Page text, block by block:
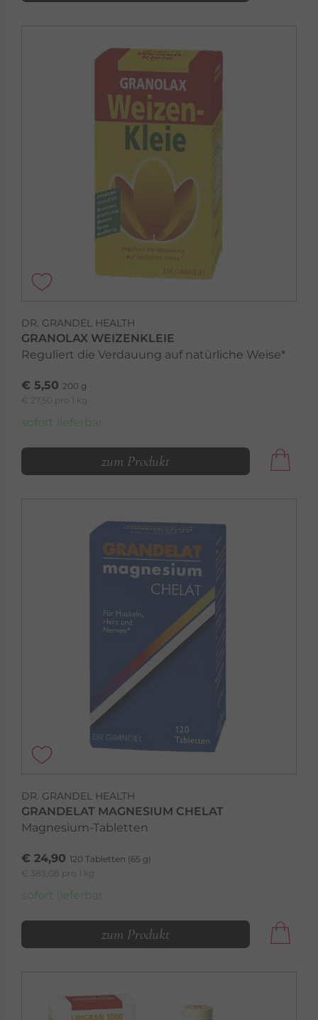
DR. GRANDEL HEALTH
GRANOLAX WEIZENKLEIE
Reguliert die Verdauung auf natürliche Weise*
€ 5,50 200 g
€ 27,50 pro 1 kg
sofort lieferbar
zum Produkt
DR. GRANDEL HEALTH
GRANDELAT MAGNESIUM CHELAT
Magnesium-Tabletten
€ 24,90 120 Tabletten (65 g)
€ 383,08 pro 1 kg
sofort lieferbar
zum Produkt